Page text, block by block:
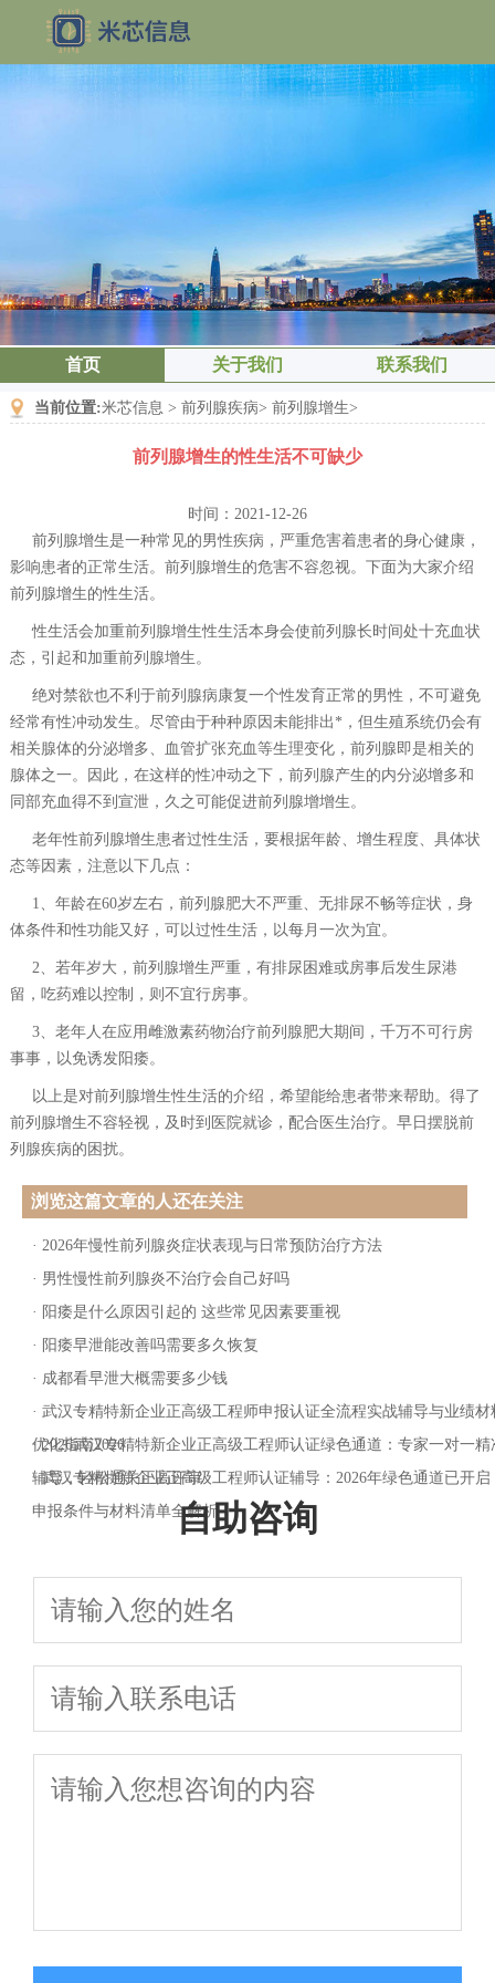
首页 关于我们 联系我们
当前位置:米芯信息 >前列腺疾病>前列腺增生>
前列腺增生的性生活不可缺少
时间：2021-12-26
前列腺增生是一种常见的男性疾病，严重危害着患者的身心健康，
影响患者的正常生活。前列腺增生的危害不容忽视。下面为大家介绍
前列腺增生的性生活。
性生活会加重前列腺增生性生活本身会使前列腺长时间处十充血状
态，引起和加重前列腺增生。
绝对禁欲也不利于前列腺病康复一个性发育正常的男性，不可避免
经常有性冲动发生。尽管由于种种原因未能排出*，但生殖系统仍会有
相关腺体的分泌增多、血管扩张充血等生理变化，前列腺即是相关的
腺体之一。因此，在这样的性冲动之下，前列腺产生的内分泌增多和
同部充血得不到宣泄，久之可能促进前列腺增增生。
老年性前列腺增生患者过性生活，要根据年龄、增生程度、具体状
态等因素，注意以下几点：
1、年龄在60岁左右，前列腺肥大不严重、无排尿不畅等症状，身
体条件和性功能又好，可以过性生活，以每月一次为宜。
2、若年岁大，前列腺增生严重，有排尿困难或房事后发生尿港
留，吃药难以控制，则不宜行房事。
3、老年人在应用雌激素药物治疗前列腺肥大期间，千万不可行房
事事，以免诱发阳痿。
以上是对前列腺增生性生活的介绍，希望能给患者带来帮助。得了
前列腺增生不容轻视，及时到医院就诊，配合医生治疗。早日摆脱前
列腺疾病的困扰。
浏览这篇文章的人还在关注
· 2026年慢性前列腺炎症状表现与日常预防治疗方法
· 男性慢性前列腺炎不治疗会自己好吗
· 阳痿是什么原因引起的 这些常见因素要重视
· 阳痿早泄能改善吗需要多久恢复
· 成都看早泄大概需要多少钱
· 武汉专精特新企业正高级工程师申报认证全流程实战辅导与业绩材
优化指南2026
·2026武汉专精特新企业正高级工程师认证绿色通道：专家一对一精
辅导，轻松通关正高评审
·武汉专精特新企业正高级工程师认证辅导：2026年绿色通道已开启
申报条件与材料清单全解析自助咨询